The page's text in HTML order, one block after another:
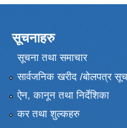
सूचनाहरु
सूचना तथा समाचार
सार्वजनिक खरीद /बोलपत्र
ऐन, कानून तथा निर्देशिका
कर तथा शुल्कहरु